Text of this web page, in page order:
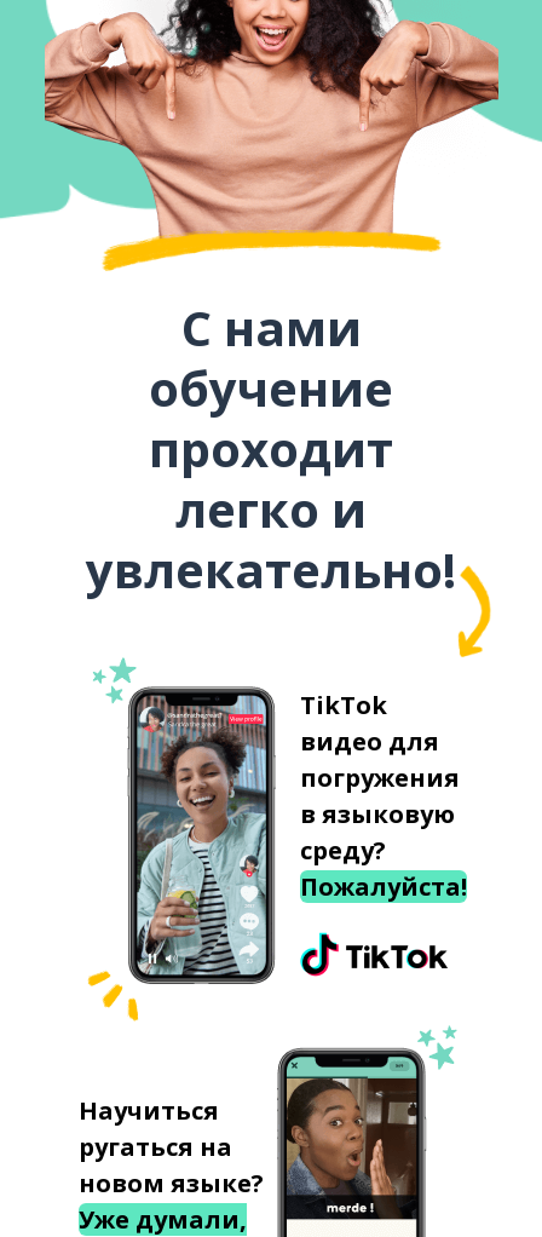
С нами
обучение
проходит
легко и
увлекательно!
TikTok
видео для
погружения
в языковую
среду?
Пожалуйста!
Научиться
ругаться на
новом языке?
Уже думали,